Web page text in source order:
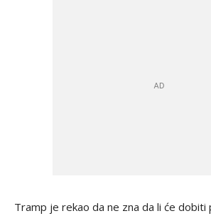
Tramp je rekao da ne zna da li će dobiti